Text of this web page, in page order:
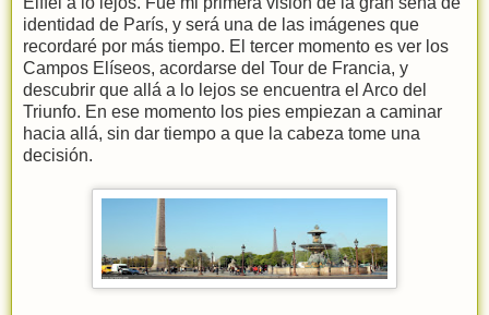
identidad de París, y será una de las imágenes que
recordaré por más tiempo. El tercer momento es ver los
Campos Elíseos, acordarse del Tour de Francia, y
descubrir que allá a lo lejos se encuentra el Arco del
Triunfo. En ese momento los pies empiezan a caminar
hacia allá, sin dar tiempo a que la cabeza tome una
decisión.